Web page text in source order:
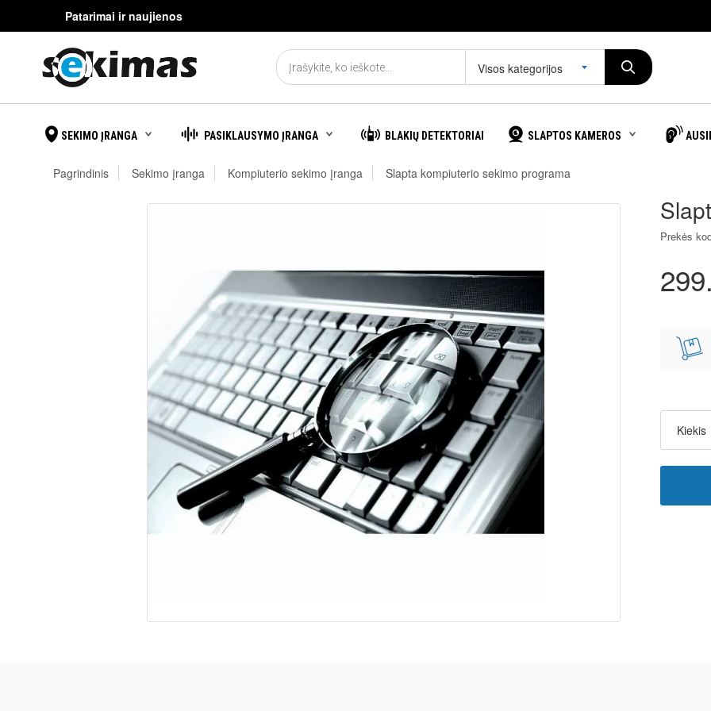
Patarimai ir naujienos
Visos kategorijos
SEKIMO ĮRANGA PASIKLAUSYMO ĮRANGA BLAKIŲ DETEKTORIAI SLAPTOS KAMEROS
Pagrindinis Sekimo įranga Kompiuterio sekimo įranga Slapta kompiuterio sekimo programa
Prekės
Kiekis